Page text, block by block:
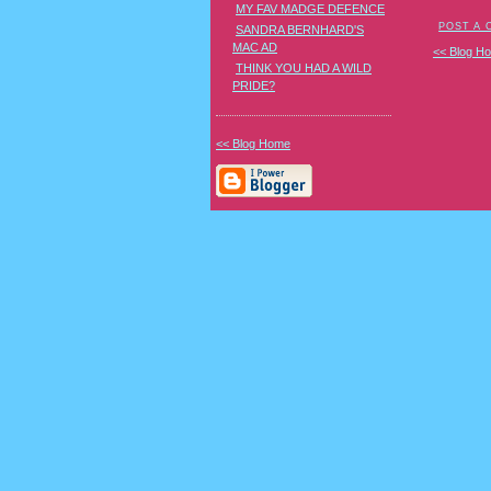
POST A
<< Blog
MY FAV MADGE DEFENCE
SANDRA BERNHARD'S
MAC AD
THINK YOU HAD A WILD
PRIDE?
<< Blog Home